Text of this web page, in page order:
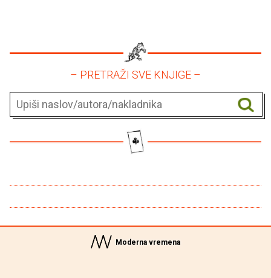
– PRETRAŽI SVE KNJIGE –
Moderna vremena